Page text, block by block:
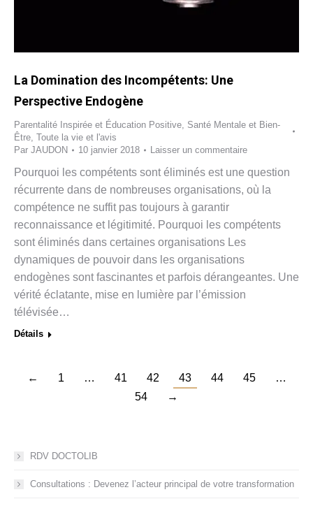
La Domination des Incompétents: Une
Perspective Endogène
Parentalité Inspirée et Éducation Positive, Santé Mentale et Bien-
Être, Toute la vie et l'avis
Par JAUDON 10 janvier 2018 Laisser un commentaire
Pourquoi les compétents sont éliminés est une question
récurrente dans de nombreuses organisations, où la
compétence ne suffit pas toujours à garantir
reconnaissance et légitimité. Pourquoi les compétents
sont éliminés dans certaines organisations Les
dynamiques de pouvoir dans les organisations
endogènes sont fascinantes et parfois dérangeantes. Une
vérité éclatante, mise en lumière par l’émission
télévisée…
Détails
← 1 … 41 42 43 44 45
…
54
→
RDV DOCTOLIB
Consultations : Devenez l’acteur principal de votre transformation